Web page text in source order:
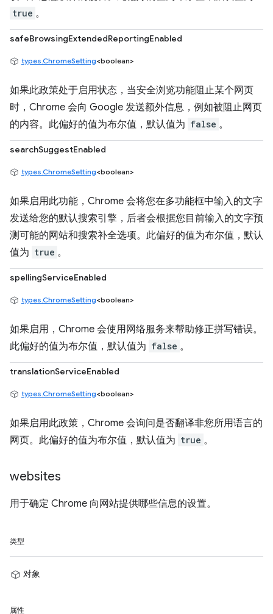
true 。
safeBrowsingExtendedReportingEnabled
types.ChromeSetting<boolean>
如果此政策处于启用状态，当安全浏览功能阻止某个网页
时，Chrome 会向 Google 发送额外信息，例如被阻止网页
的内容。此偏好的值为布尔值，默认值为 false 。
searchSuggestEnabled
types.ChromeSetting<boolean>
如果启用此功能，Chrome 会将您在多功能框中输入的文字
发送给您的默认搜索引擎，后者会根据您目前输入的文字预
测可能的网站和搜索补全选项。此偏好的值为布尔值，默认
值为 true 。
spellingServiceEnabled
types.ChromeSetting<boolean>
如果启用，Chrome 会使用网络服务来帮助修正拼写错误。
此偏好的值为布尔值，默认值为 false 。
translationServiceEnabled
types.ChromeSetting<boolean>
如果启用此政策，Chrome 会询问是否翻译非您所用语言的
网页。此偏好的值为布尔值，默认值为 true 。
websites
用于确定 Chrome 向网站提供哪些信息的设置。
类型
对象
属性